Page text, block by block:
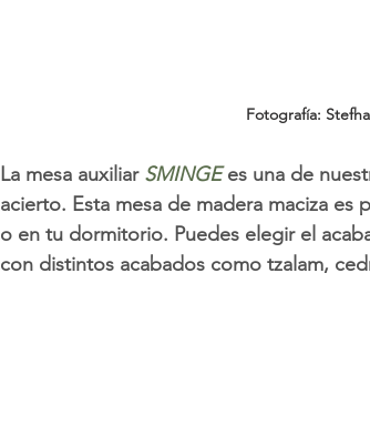
Fotografía:
La mesa auxiliar SMINGE es una de
acierto. Esta mesa de madera maciza es
o en tu dormitorio. Puedes elegir el
con distintos acabados como tzalam,